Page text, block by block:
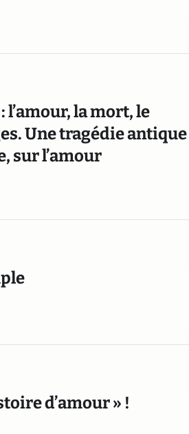
la mort, le
Une tragédie antique
sur l’amour
d’amour » !